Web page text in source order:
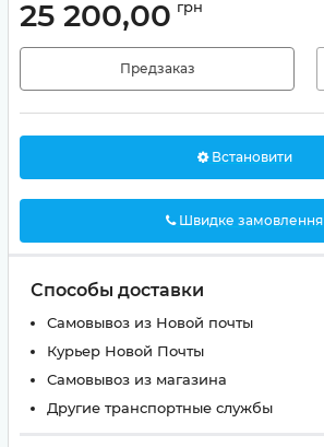
25 200,00 грн
Предзаказ
Встановити
Швидке замовлення
Способы доставки
Самовывоз из Новой почты
Курьер Новой Почты
Самовывоз из магазина
Другие транспортные службы